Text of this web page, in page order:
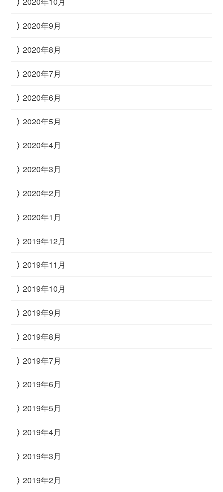
2020年9月
2020年8月
2020年7月
2020年6月
2020年5月
2020年4月
2020年3月
2020年2月
2020年1月
2019年12月
2019年11月
2019年10月
2019年9月
2019年8月
2019年7月
2019年6月
2019年5月
2019年4月
2019年3月
2019年2月